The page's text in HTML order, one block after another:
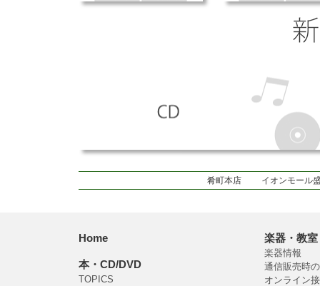
肴町本店 イオンモール
Home
本・CD/DVD
TOPICS
楽器・教室
楽器情報
通信販売時
オンライン